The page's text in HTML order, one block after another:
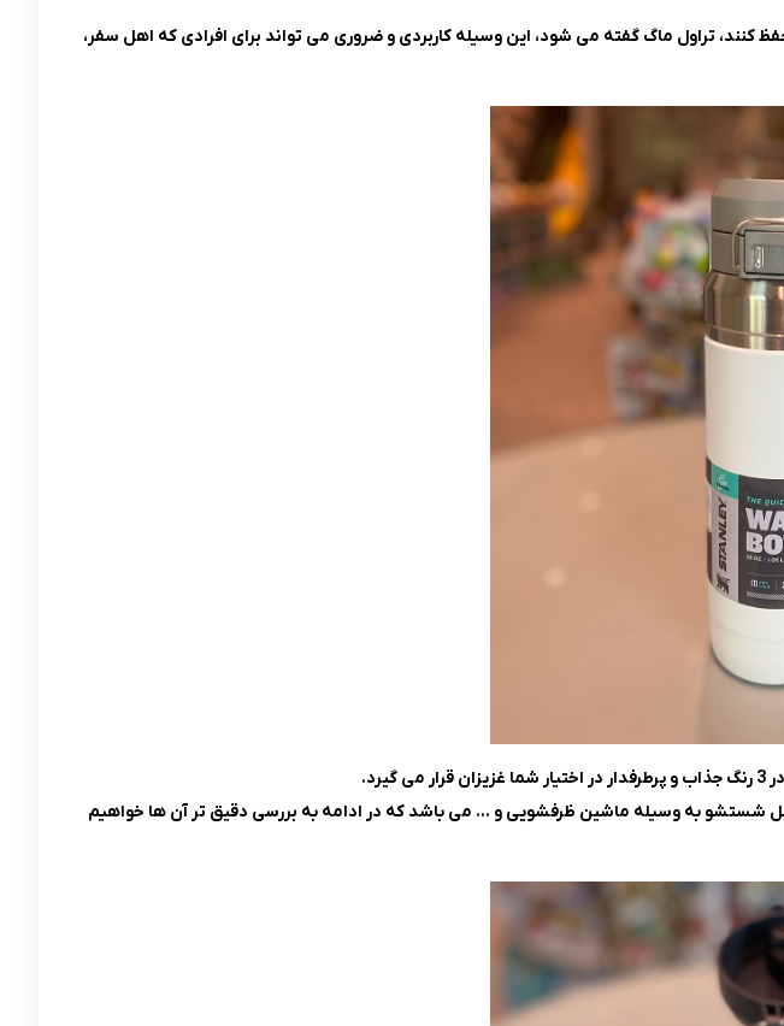
کنند، تراول ماگ گفته می شود، این وسیله کاربردی و ضروری می تواند برای افرادی که اهل سفر،
شستشو به وسیله ماشین ظرفشویی و … می باشد که در ادامه به بررسی دقیق تر آن ها خواهیم